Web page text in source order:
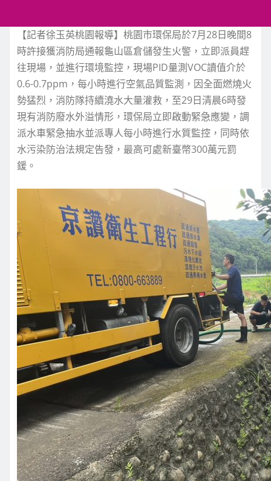
【記者徐玉英桃園報導】桃園市環保局於7月28日晚間8
時許接獲消防局通報龜山區倉儲發生火警，立即派員趕
往現場，並進行環境監控，現場PID量測VOC讀值介於
0.6-0.7ppm，每小時進行空氣品質監測，因全面燃燒火
勢猛烈，消防隊持續澆水大量灌救，至29日清晨6時發
現有消防廢水外溢情形，環保局立即啟動緊急應變，調
派水車緊急抽水並派專人每小時進行水質監控，同時依
水污染防治法規定告發，最高可處新臺幣300萬元罰
鍰。